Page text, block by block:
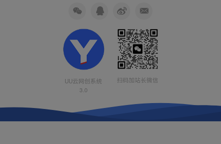
UU云网创系统
3.0
扫码加站长微信